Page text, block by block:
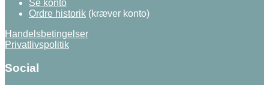
Se konto
Ordre historik (kræver konto)
Handelsbetingelser
Privatlivspolitik
Social